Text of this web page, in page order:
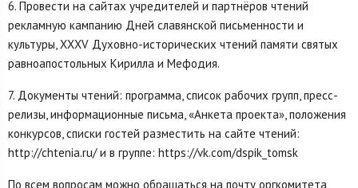
6. Провести на сайтах учредителей и партнёров чтений
рекламную кампанию Дней славянской письменности и
культуры, XXXV Духовно-исторических чтений памяти святых
равноапостольных Кирилла и Мефодия.
7. Документы чтений: программа, список рабочих групп, пресс-
релизы, информационные письма, «Анкета проекта», положения
конкурсов, списки гостей разместить на сайте чтений:
http://chtenia.ru/ и в группе: https://vk.com/dspik_tomsk
По всем вопросам можно обращаться на почту оргкомитета